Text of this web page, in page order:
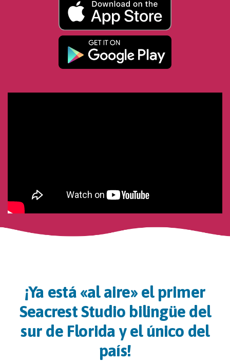
¡Ya está «al aire» el primer
Seacrest Studio bilingüe del
sur de Florida y el único del
país!